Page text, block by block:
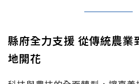
縣府全力支援 從傳統農業
地開花